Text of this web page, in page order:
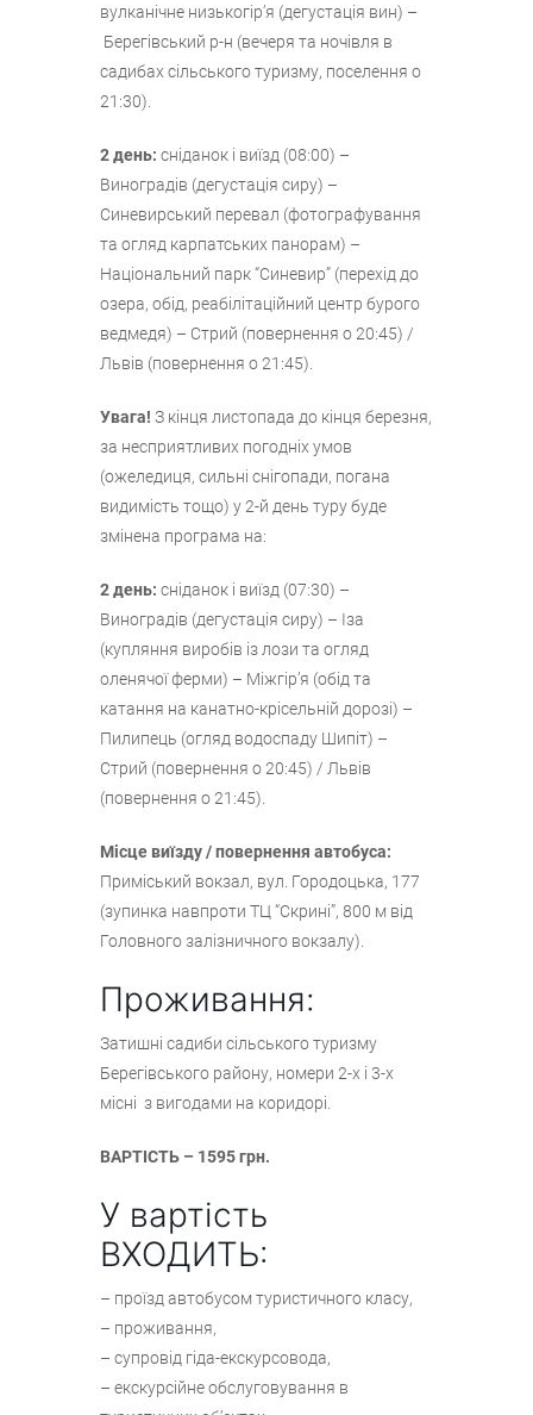
вулканічне низькогір’я (дегустація вин) –
Берегівський р-н (вечеря та ночівля в
садибах сільського туризму, поселення о
21:30).
2 день: сніданок і виїзд (08:00) –
Виноградів (дегустація сиру) –
Синевирський перевал (фотографування
та огляд карпатських панорам) –
Національний парк “Синевир” (перехід до
озера, обід, реабілітаційний центр бурого
ведмедя) – Стрий (повернення о 20:45) /
Львів (повернення о 21:45).
Увага! З кінця листопада до кінця березня,
за несприятливих погодніх умов
(ожеледиця, сильні снігопади, погана
видимість тощо) у 2-й день туру буде
змінена програма на:
2 день: сніданок і виїзд (07:30) –
Виноградів (дегустація сиру) – Іза
(купляння виробів із лози та огляд
оленячої ферми) – Міжгір’я (обід та
катання на канатно-крісельній дорозі) –
Пилипець (огляд водоспаду Шипіт) –
Стрий (повернення о 20:45) / Львів
(повернення о 21:45).
Місце виїзду / повернення автобуса:
Приміський вокзал, вул. Городоцька, 177
(зупинка навпроти ТЦ “Скрині”, 800 м від
Головного залізничного вокзалу).
Проживання:
Затишні садиби сільського туризму
Берегівського району, номери 2-х і 3-х
місні з вигодами на коридорі.
ВАРТІСТЬ – 1595 грн.
У вартість
ВХОДИТЬ:
– проїзд автобусом туристичного класу,
– проживання,
– супровід гіда-екскурсовода,
– екскурсійне обслуговування в